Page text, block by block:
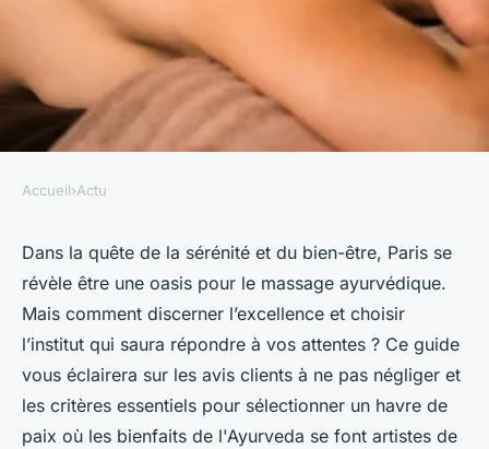
Comment trouver un bon
massage ayurvédique à Paris ?
Louise•27 mai 2024•3 min de lecture
Accueil›Actu
Dans la quête de la sérénité et du bien-être, Paris se
révèle être une oasis pour le massage ayurvédique.
Mais comment discerner l’excellence et choisir
l’institut qui saura répondre à vos attentes ? Ce guide
vous éclairera sur les avis clients à ne pas négliger et
les critères essentiels pour sélectionner un havre de
paix où les bienfaits de l'Ayurveda se font artistes de